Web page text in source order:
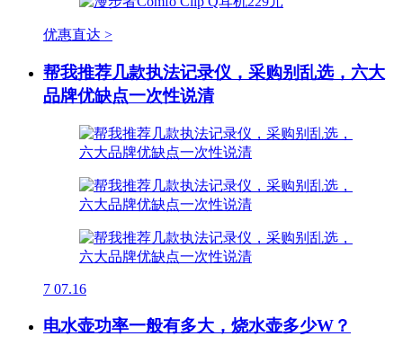
优惠直达 >
帮我推荐几款执法记录仪，采购别乱选，六大
品牌优缺点一次性说清
7 07.16
电水壶功率一般有多大，烧水壶多少W？